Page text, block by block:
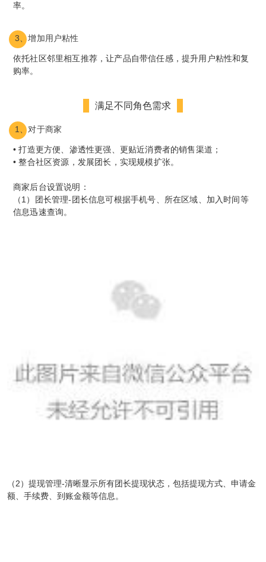
率。
3、增加用户粘性
依托社区邻里相互推荐，让产品自带信任感，提升用户粘性和复
购率。
满足不同角色需求
1、对于商家
• 打造更方便、渗透性更强、更贴近消费者的销售渠道；
• 整合社区资源，发展团长，实现规模扩张。
商家后台设置说明：
（1）团长管理-团长信息可根据手机号、所在区域、加入时间等
信息迅速查询。
（2）提现管理-清晰显示所有团长提现状态，包括提现方式、申请金
额、手续费、到账金额等信息。